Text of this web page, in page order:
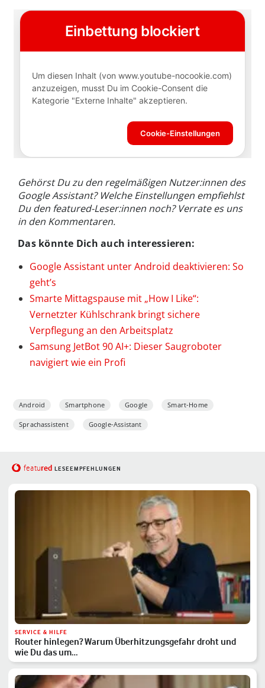
Gehörst Du zu den regelmäßigen Nutzer:innen des
Google Assistant? Welche Einstellungen empfiehlst
Du den featured-Leser:innen noch? Verrate es uns
in den Kommentaren.
Das könnte Dich auch interessieren:
Google Assistant unter Android deaktivieren: So
geht’s
Smarte Mittagspause mit „How I Like“:
Vernetzter Kühlschrank bringt sichere
Verpflegung an den Arbeitsplatz
Samsung JetBot 90 AI+: Dieser Saugroboter
navigiert wie ein Profi
Android Smartphone Google Smart-Home
Sprachassistent Google-Assistant
featured LESEEMPFEHLUNGEN
SERVICE & HILFE
Router hinlegen? Warum Überhitzungsgefahr droht und
wie Du das um…